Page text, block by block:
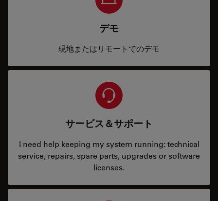
デモ
現地またはリモートでのデモ
サービス＆サポート
I need help keeping my system running: technical
service, repairs, spare parts, upgrades or software
licenses.